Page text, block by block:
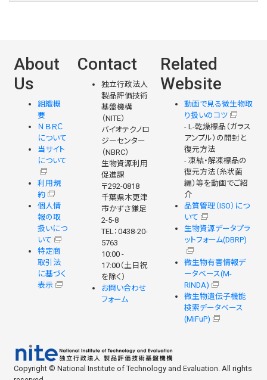
About
Us
組織概
要
ＮＢＲＣ
について
当サイト
について
利用規
約
個人情
報の取
扱いにつ
いて
特定商
取引法
に基づく
表示
Contact
独立行政法人
製品評価技術
基盤機構
（NITE）
バイオテクノロ
ジーセンター
（NBRC）
生物資源利用
促進課
〒292-0818
千葉県木更津
市かずさ鎌足
2-5-8
TEL：0438-20-
5763
10:00 -
17:00（土日祝
を除く）
お問い合わせ
フォーム
Related
Website
動画で見る微生物取
り扱いのコツ
- L-乾燥標品（ガラス
アンプル）の開封と
復元方法
- 凍結・解凍標品の
復元方法（糸状菌
編）等を動画でご紹
介
品質管理（ISO）につ
いて
生物資源データプラ
ットフォーム(DBRP)
微生物有害情報デ
ータベース(M-
RINDA)
微生物遺伝子機能
検索データベース
(MiFuP)
Copyright © National Institute of Technology and Evaluation. All rights